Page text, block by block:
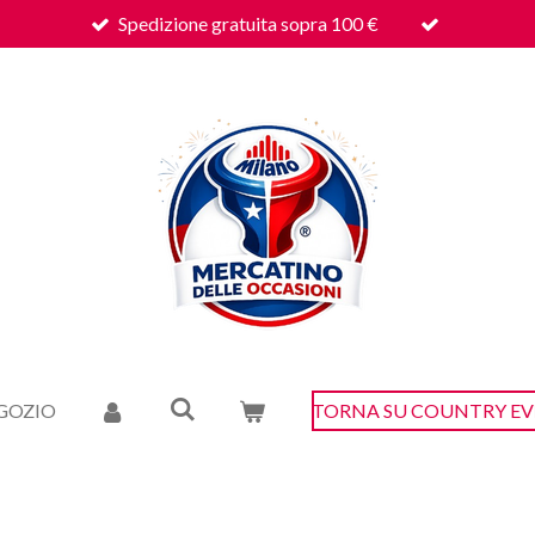
Spedizione gratuita sopra 100 €
TORNA SU COUNTRY